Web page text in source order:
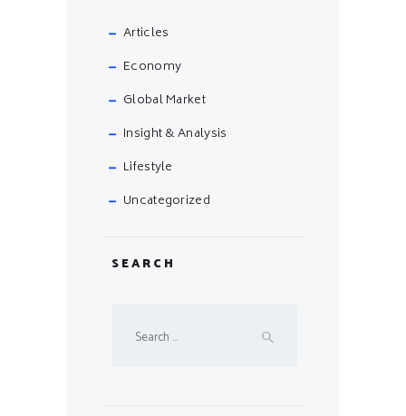
Articles
Economy
Global Market
Insight & Analysis
Lifestyle
Uncategorized
SEARCH